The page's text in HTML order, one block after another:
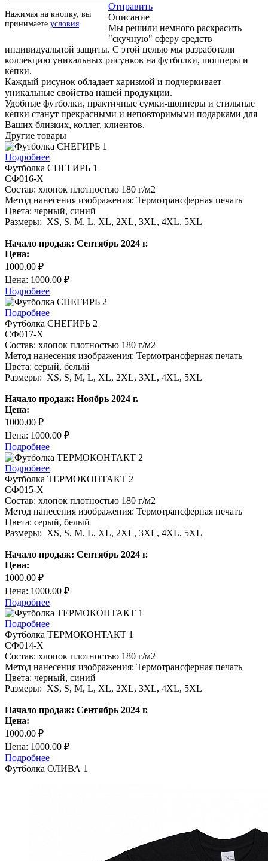
Нажимая на кнопку, вы
принимаете условия
Отправить
Описание
Мы решили немного раскрасить
"скучную" сферу средств
индивидуальной защиты. С этой целью мы разработали
коллекцию уникальных рисунков на футболки, шопперы и
кепки.
Каждый рисунок обладает харизмой и подчеркивает
уникальные свойства нашей продукции.
Удобные футболки, практичные сумки-шопперы и стильные
кепки станут прекрасными и неповторимыми подарками для
Ваших близких, коллег, клиентов.
Другие товары
Подробнее
Футболка СНЕГИРЬ 1
СФ016-Х
Состав: хлопок плотностью 180 г/м2
Метод нанесения изображения: Термотрансферная печать
Цвета: черный, синий
Размеры: XS, S, M, L, XL, 2XL, 3XL, 4XL, 5XL
Начало продаж: Сентябрь 2024 г.
Цена:
1000.00 ₽
Цена: 1000.00 ₽
Подробнее
Подробнее
Футболка СНЕГИРЬ 2
СФ017-Х
Состав: хлопок плотностью 180 г/м2
Метод нанесения изображения: Термотрансферная печать
Цвета: серый, белый
Размеры: XS, S, M, L, XL, 2XL, 3XL, 4XL, 5XL
Начало продаж: Ноябрь 2024 г.
Цена:
1000.00 ₽
Цена: 1000.00 ₽
Подробнее
Подробнее
Футболка ТЕРМОКОНТАКТ 2
СФ015-Х
Состав: хлопок плотностью 180 г/м2
Метод нанесения изображения: Термотрансферная печать
Цвета: серый, белый
Размеры: XS, S, M, L, XL, 2XL, 3XL, 4XL, 5XL
Начало продаж: Сентябрь 2024 г.
Цена:
1000.00 ₽
Цена: 1000.00 ₽
Подробнее
Подробнее
Футболка ТЕРМОКОНТАКТ 1
СФ014-Х
Состав: хлопок плотностью 180 г/м2
Метод нанесения изображения: Термотрансферная печать
Цвета: черный, синий
Размеры: XS, S, M, L, XL, 2XL, 3XL, 4XL, 5XL
Начало продаж: Сентябрь 2024 г.
Цена:
1000.00 ₽
Цена: 1000.00 ₽
Подробнее
Футболка ОЛИВА 1